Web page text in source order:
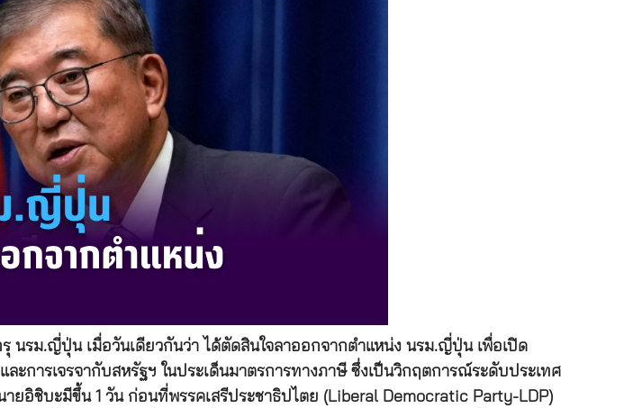
นรม.ญี่ปุ่น เมื่อวันเดียวกันว่า ได้ตัดสินใจลาออกจากตำแหน่ง นรม.ญี่ปุ่น เพื่อเปิด
ละการเจรจากับสหรัฐฯ ในประเด็นมาตรการทางภาษี ซึ่งเป็นวิกฤตการณ์ระดับประเทศ
อิชิบะมีขึ้น 1 วัน ก่อนที่พรรคเสรีประชาธิปไตย (Liberal Democratic Party-LDP)